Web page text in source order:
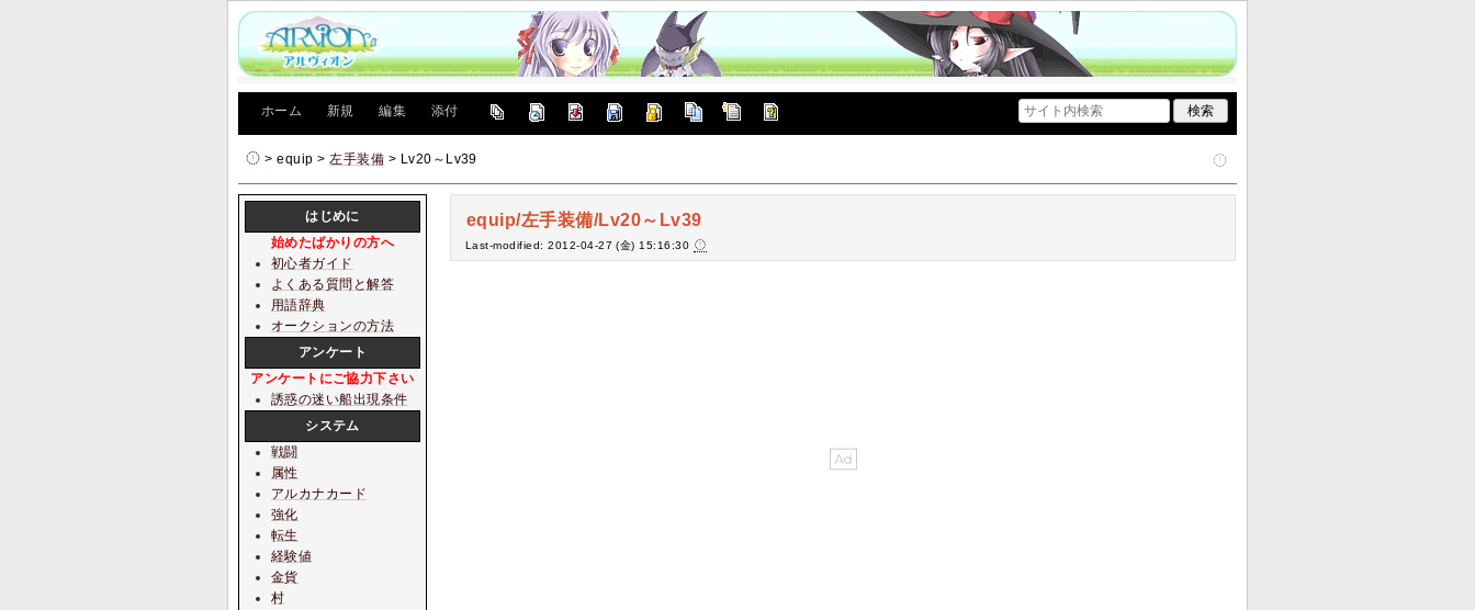
ホーム 新規 編集 添付
> equip >左手装備 > Lv20～Lv39
equip/左手装備/Lv20～Lv39
Last-modified: 2012-04-27 (金) 15:16:30
はじめに
始めたばかりの方へ
初心者ガイド
よくある質問と解答
用語辞典
オークションの方法
アンケート
アンケートにご協力下さい
誘惑の迷い船出現条件
システム
戦闘
属性
アルカナカード
強化
転生
経験値
金貨
村